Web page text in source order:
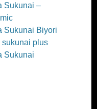
Sukunai –
Sukunai Biyori
sukunai plus
Sukunai